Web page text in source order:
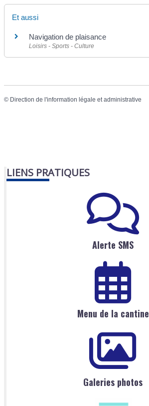
Et aussi
Navigation de plaisance
Loisirs - Sports - Culture
© Direction de l'information légale et administrative
LIENS PRATIQUES
Alerte SMS
Menu de la cantine
Galeries photos